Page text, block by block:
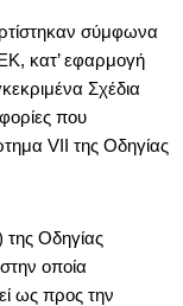
σύμφωνα
κατ’ εφαρμογή
Σχέδια
που
VII της Οδηγίας
Οδηγίας
οποία
ως προς την